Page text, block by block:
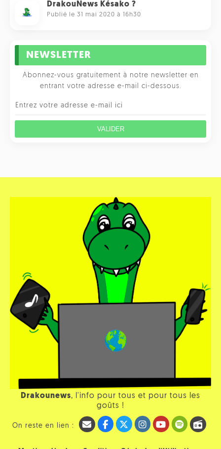
DrakouNews Késako ?
Publié le 31 mai 2020 à 16h30
NEWSLETTER
Abonnez-vous gratuitement à notre newsletter en
entrant votre adresse e-mail ci-dessous.
VALIDER
Drakounews, l'info pour tous et pour tous les
goûts !
On reste en lien :